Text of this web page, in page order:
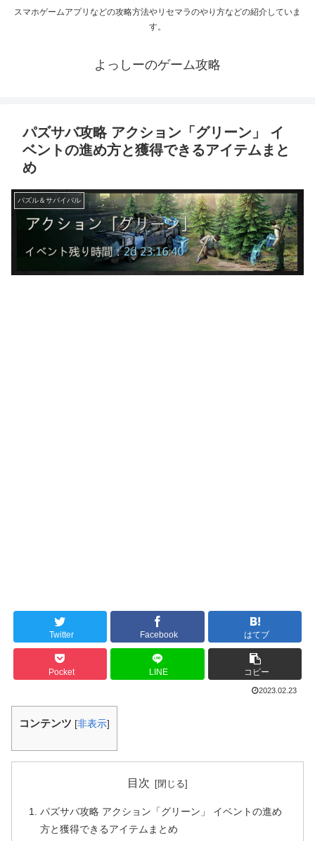
スマホゲームアプリなどの攻略方法やリセマラのやり方などの紹介していま
す。
よっしーのゲーム攻略
パズサバ攻略 アクション「グリーン」 イ
ベントの進め方と獲得できるアイテムまと
め
パズル＆サバイバル
Twitter Facebook はてブ
Pocket LINE コピー
2023.02.23
コンテンツ [非表示]
目次
パズサバ攻略 アクション「グリーン」 イベントの進め
方と獲得できるアイテムまとめ